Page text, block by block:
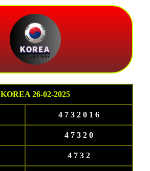
KOREA 26-02-2025
4 7 3 2 0 1 6
4 7 3 2 0
4 7 3 2